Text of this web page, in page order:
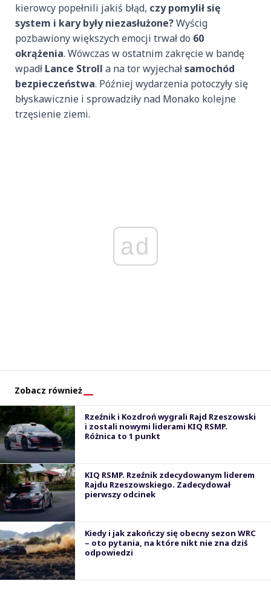
kierowcy popełnili jakiś błąd, czy pomylił się
system i kary były niezasłużone?Wyścig
pozbawiony większych emocji trwał do 60
okrążenia. Wówczas w ostatnim zakręcie w bandę
wpadł Lance Stroll a na tor wyjechałsamochód
bezpieczeństwa. Później wydarzenia potoczyły się
błyskawicznie i sprowadziły nad Monako kolejne
trzęsienie ziemi.
ad
Zobacz również
Rzeźnik i Kozdroń wygrali Rajd Rzeszowski
i zostali nowymi liderami KIQ RSMP.
Różnica to 1 punkt
KIQ RSMP. Rzeźnik zdecydowanym liderem
Rajdu Rzeszowskiego. Zadecydował
pierwszy odcinek
Kiedy i jak zakończy się obecny sezon WRC
– oto pytania, na które nikt nie zna dziś
odpowiedzi